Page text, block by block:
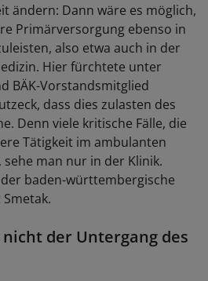
ändern: Dann wäre es möglich,
Primärversorgung ebenso in
also etwa auch in der
Hier fürchtete unter
BÄK-Vorstandsmitglied
dass dies zulasten des
Denn viele kritische Fälle, die
Tätigkeit im ambulanten
man nur in der Klinik.
baden-württembergische
nicht der Untergang des